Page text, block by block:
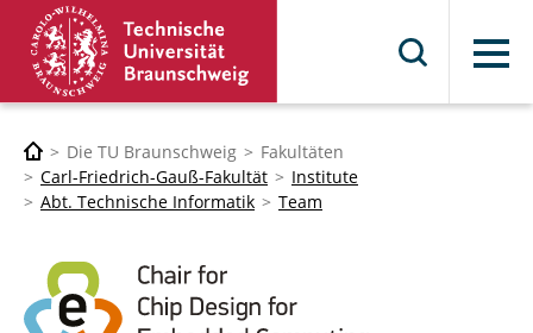
Menü
Die TU Braunschweig
Fakultäten
Carl-Friedrich-Gauß-Fakultät
Institute
Abt. Technische Informatik
Team